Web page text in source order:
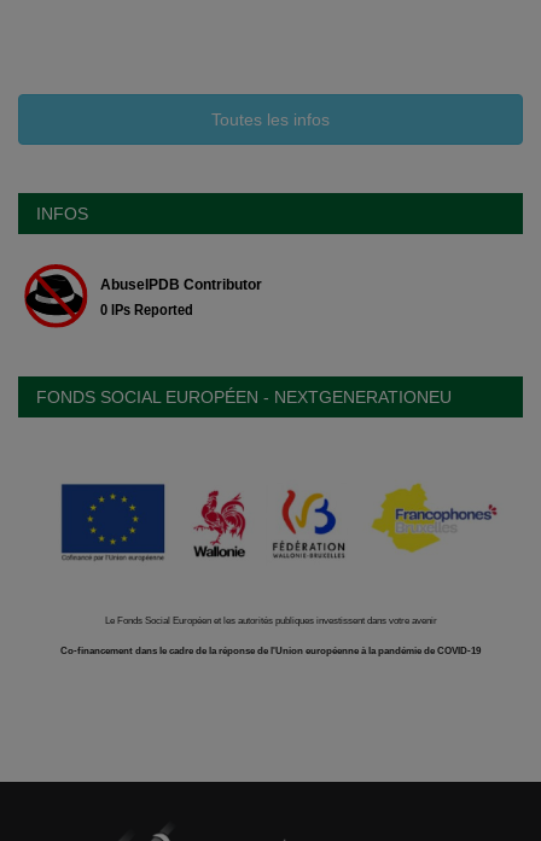
Toutes les infos
INFOS
FONDS SOCIAL EUROPÉEN - NEXTGENERATIONEU
Le Fonds Social Européen et les autorités publiques investissent dans votre avenir
Co-financement dans le cadre de la réponse de l'Union européenne à la pandémie de COVID-19